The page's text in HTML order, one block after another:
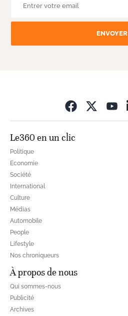
ENVOYER
Le360 en un clic
Politique
Economie
Société
International
Culture
Médias
Automobile
People
Lifestyle
Nos chroniqueurs
À propos de nous
Qui sommes-nous
Publicité
Archives